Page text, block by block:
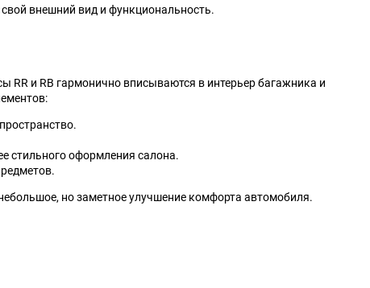
внешний вид и функциональность.
RR и RB гармонично вписываются в интерьер багажника и
стильного оформления салона.
но заметное улучшение комфорта автомобиля.